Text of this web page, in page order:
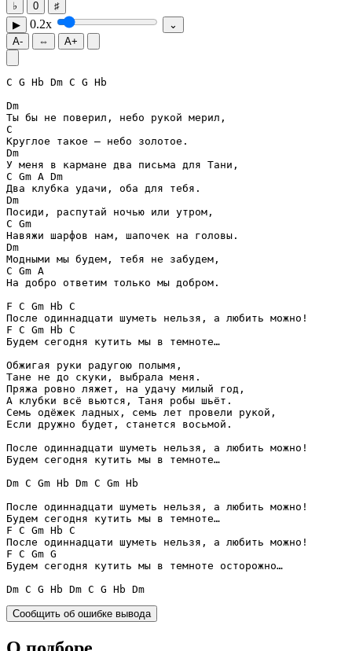
♭ 0
♯
▶
0.2x
⌄
A-
⇔ A+
C G Hb Dm C G Hb
Dm
C
Dm
C Gm A Dm
Dm
C Gm
Dm
C Gm A
На добро ответим только мы добром.
F C Gm Hb C
F C Gm Hb C
Будем сегодня кутить мы в темноте…
Обжигая руки радугою полымя,
Тане не до скуки, выбрала меня.
Пряжа ровно ляжет, на удачу милый год,
А клубки всё вьются, Таня робы шьёт.
Семь одёжек ладных, семь лет провели рукой,
Если дружно будет, станется восьмой.
После одиннадцати шуметь нельзя, а любить можно!
Будем сегодня кутить мы в темноте…
Dm C Gm Hb Dm C Gm Hb
После одиннадцати шуметь нельзя, а любить можно!
F C Gm Hb C
F C Gm G
Будем сегодня кутить мы в темноте осторожно…
Dm C G Hb Dm C G Hb Dm
Сообщить об ошибке вывода